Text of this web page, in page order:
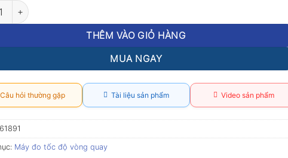
461891: Máy đo tốc độ vòng quay tiếp xúc số lượng
THÊM VÀO GIỎ HÀNG
MUA NGAY
Câu hỏi thường gặp Tài liệu sản phẩm Video sản phẩm
Máy đo tốc độ vòng quay